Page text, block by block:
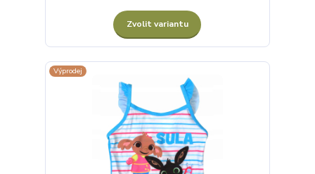
Zvolit variantu
Výprodej